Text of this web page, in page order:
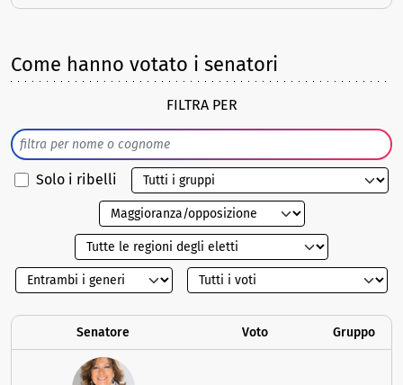
Come hanno votato i senatori
FILTRA PER
Solo i ribelli
Senatore Voto Gruppo